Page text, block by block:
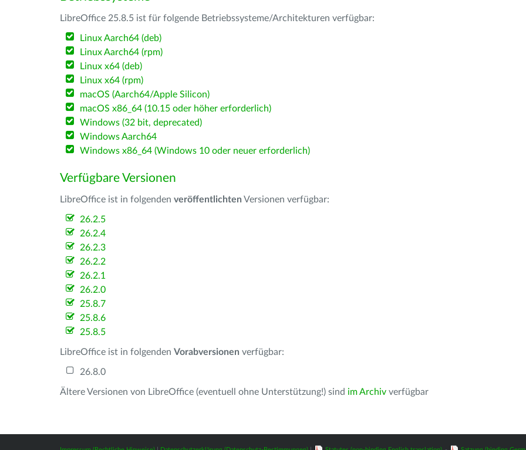
LibreOffice 25.8.5 ist für folgende Betriebssysteme/Architekturen verfügbar:
Linux Aarch64 (deb)
Linux Aarch64 (rpm)
Linux x64 (deb)
Linux x64 (rpm)
macOS (Aarch64/Apple Silicon)
macOS x86_64 (10.15 oder höher erforderlich)
Windows (32 bit, deprecated)
Windows Aarch64
Windows x86_64 (Windows 10 oder neuer erforderlich)
Verfügbare Versionen
LibreOffice ist in folgenden veröffentlichten Versionen verfügbar:
26.2.5
26.2.4
26.2.3
26.2.2
26.2.1
26.2.0
25.8.7
25.8.6
25.8.5
LibreOffice ist in folgenden Vorabversionen verfügbar:
26.8.0
Ältere Versionen von LibreOffice (eventuell ohne Unterstützung!) sind im Archiv verfügbar